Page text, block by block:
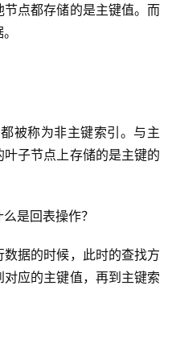
点都存储的是主键值。而
子节点上存储的是主键的
是回表操作？
据的时候，此时的查找方
应的主键值，再到主键索